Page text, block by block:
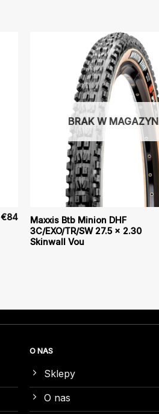
€84
BRAK W
Maxxis Btb Minion DHF
3C/EXO/TR/SW 27.5 x 2.30
Skinwall Vou
O NAS
Sklepy
O nas